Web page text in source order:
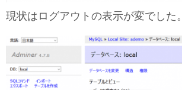
現状はログアウトの表示が変でした。